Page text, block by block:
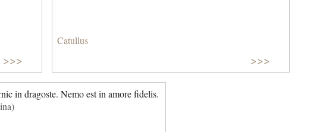
>>>
Catullus
>>>
in dragoste. Nemo est in amore fidelis.